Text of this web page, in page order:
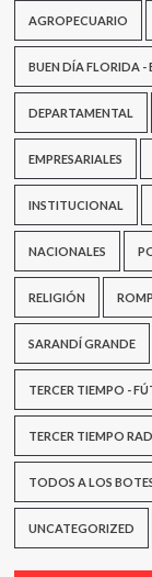
AGROPECUARIO
BUEN DÍA FLORIDA -
DEPARTAMENTAL
EMPRESARIALES
INSTITUCIONAL
NACIONALES
RELIGIÓN
SARANDÍ GRANDE
TERCER TIEMPO -
TERCER TIEMPO
TODOS A LOS
UNCATEGORIZED